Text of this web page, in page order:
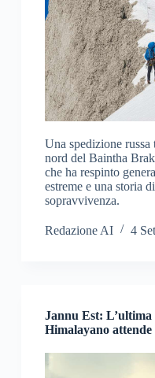
Una spedizione russa
nord del Baintha
che ha respinto
estreme e una storia
sopravvivenza.
Redazione AI 4
Jannu Est: L’ultima
Himalayano attende